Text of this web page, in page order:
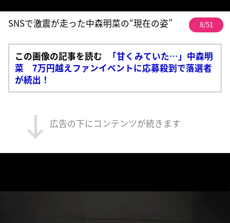
SNSで激震が走った中森明菜の“現在の姿” 8/51
この画像の記事を読む
「甘くみていた…」中森明
菜 7万円越えファンイベントに応募殺到で落選者
が続出！
広告の下にコンテンツが続きます